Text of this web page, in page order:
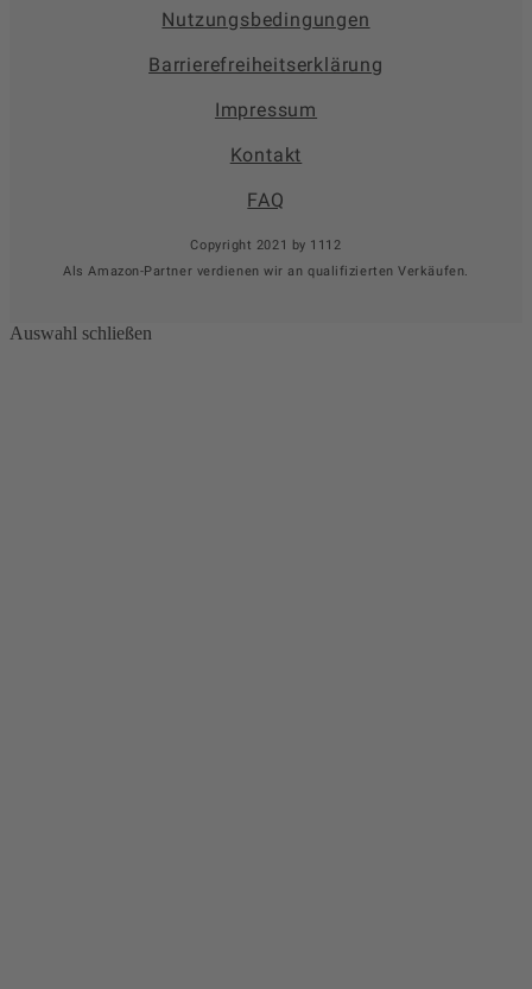
Nutzungsbedingungen
Barrierefreiheitserklärung
Impressum
Kontakt
FAQ
Copyright 2021 by 1112
Als Amazon-Partner verdienen wir an qualifizierten Verkäufen.
Auswahl schließen